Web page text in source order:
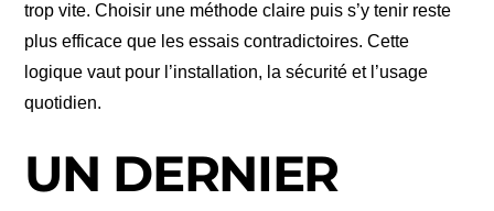
trop vite. Choisir une méthode claire puis s’y tenir reste
plus efficace que les essais contradictoires. Cette
logique vaut pour l’installation, la sécurité et l’usage
quotidien.
UN DERNIER